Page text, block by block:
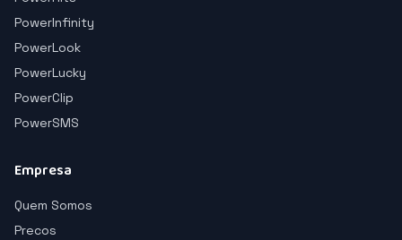
PowerInfinity
PowerLook
PowerLucky
PowerClip
PowerSMS
Empresa
Quem Somos
Precos